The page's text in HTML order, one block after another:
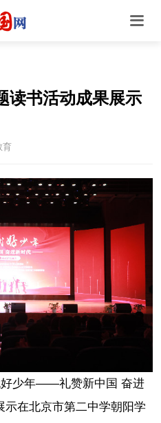
读书活动成果展示
育
好少年——礼赞新中国 奋进
示在北京市第二中学朝阳学